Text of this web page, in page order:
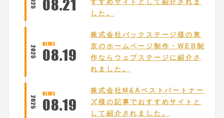
08.21
すすめサイトとして紹介されま
した。
2025
NEWS
08.19
株式会社バックステージ様の東
京のホームページ制作・WEB制
作ならウェブステージに紹介さ
れました。
2025
NEWS
08.19
株式会社M&Aベストパートナー
ズ様の記事でおすすめサイトと
して紹介されました。